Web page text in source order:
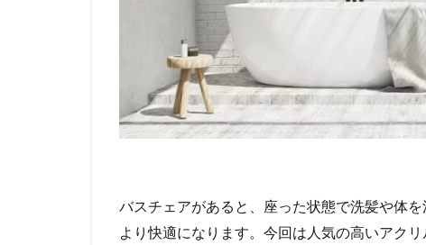
バスチェアがあると、座った状態で洗髪や体
より快適になります。今回は人気の高いアク